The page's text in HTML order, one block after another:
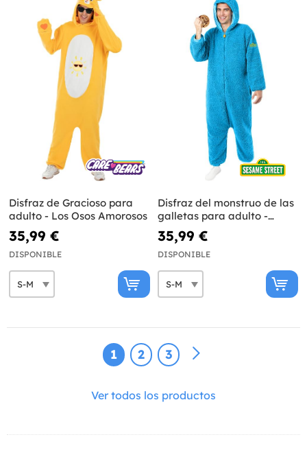
Disfraz de Gracioso para
adulto - Los Osos Amorosos
35,99 €
DISPONIBLE
Disfraz del monstruo de las
galletas para adulto -
Barrio Sésamo
35,99 €
DISPONIBLE
1 2 3
Ver todos los productos